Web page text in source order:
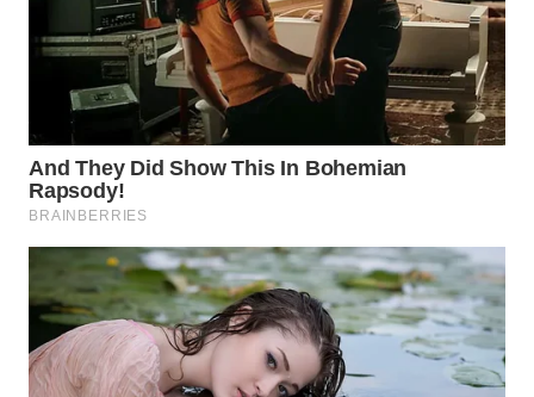
WN
MALUKU
WN
MALUT
WN
DAIRI
WN
DANAU
TOBA